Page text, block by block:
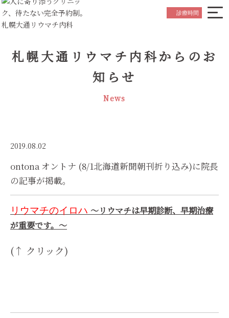
診療時間
院長ごあいさつ
はじめての方へ
診療内容について Medical Service
初診の
札幌大通リウマチ内科からのお
知らせ
News
2019.08.02
ontona オントナ (8/1北海道新聞朝刊折り込み)に院長
の記事が掲載。
リウマチのイロハ 〜リウマチは早期診断、早期治療
が重要です。〜
(↑ クリック)